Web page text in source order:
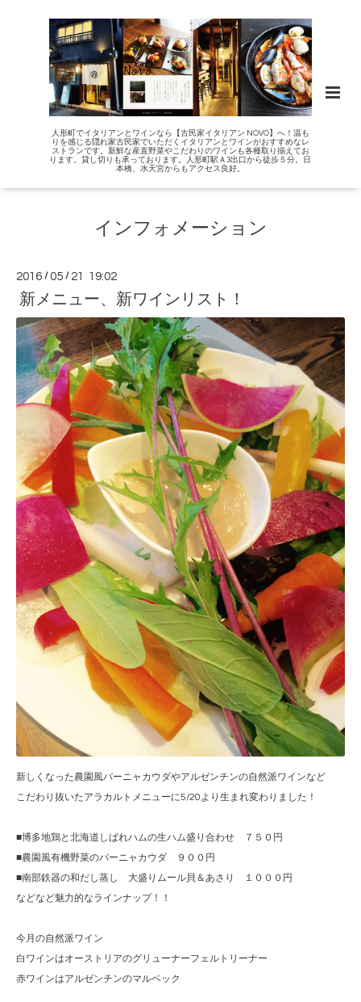
人形町でイタリアンとワインなら【古民家イタリアン NOVO】へ！温も
りを感じる隠れ家古民家でいただくイタリアンとワインがおすすめなレ
ストランです。新鮮な産直野菜やこだわりのワインも各種取り揃えてお
ります。貸し切りも承っております。人形町駅Ａ3出口から徒歩５分。日
本橋、水天宮からもアクセス良好。
インフォメーション
2016 /05 / 21 19:02
新メニュー、新ワインリスト！
新しくなった農園風バーニャカウダやアルゼンチンの自然派ワインなど
こだわり抜いたアラカルトメニューに5/20より生まれ変わりました！
■博多地鶏と北海道しばれハムの生ハム盛り合わせ ７５０円
■農園風有機野菜のバーニャカウダ ９００円
■南部鉄器の和だし蒸し 大盛りムール貝＆あさり １０００円
などなど魅力的なラインナップ！！
今月の自然派ワイン
白ワインはオーストリアのグリューナーフェルトリーナー
赤ワインはアルゼンチンのマルベック